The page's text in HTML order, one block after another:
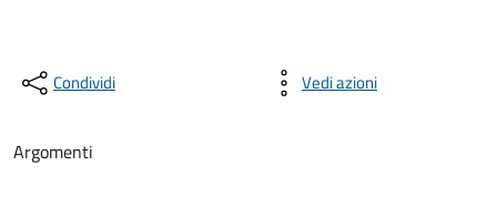
Condividi Vedi azioni
Argomenti